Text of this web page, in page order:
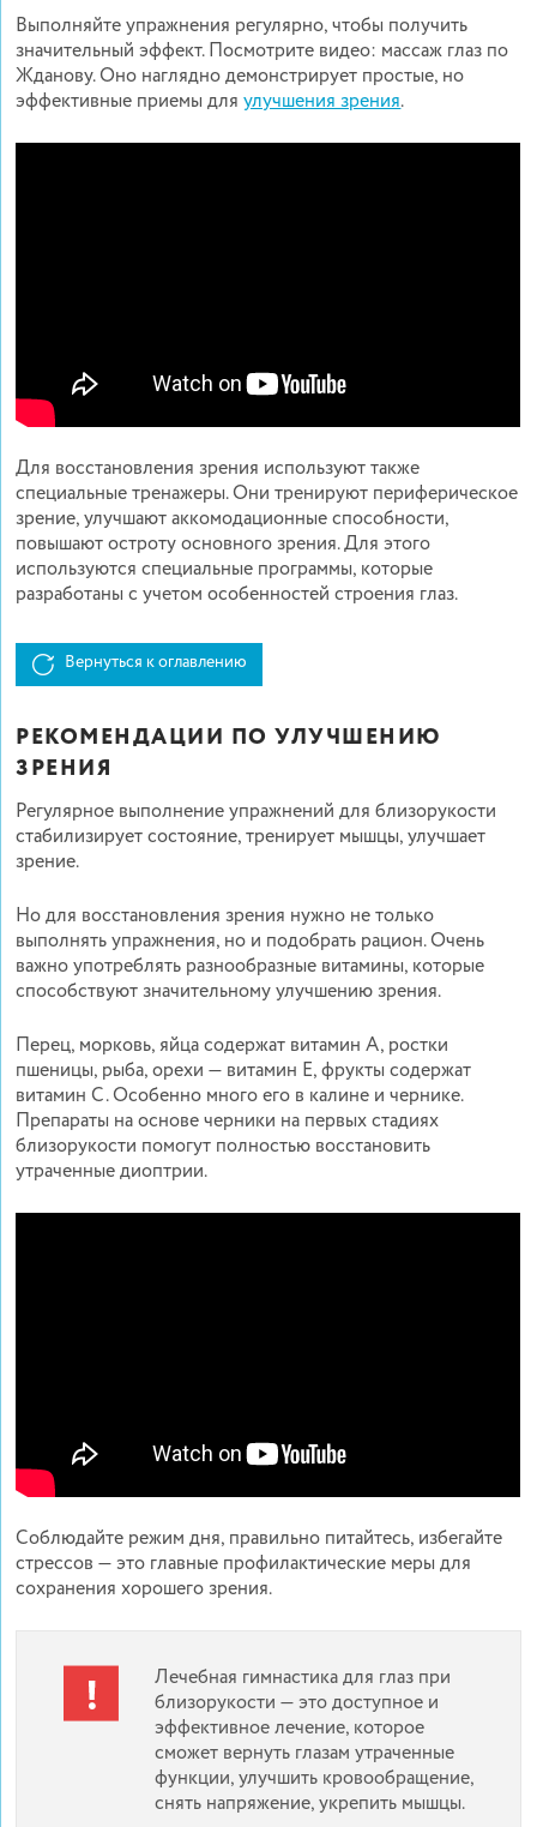
Выполняйте упражнения регулярно, чтобы получить
значительный эффект.Посмотрите видео: массаж глаз по
Жданову. Оно наглядно демонстрирует простые, но
эффективные приемы дляулучшения зрения.
Для восстановления зрения используют также
специальные тренажеры. Они тренируют периферическое
зрение, улучшают аккомодационные способности,
повышают остроту основного зрения. Для этого
используются специальные программы, которые
разработаны с учетом особенностей строения глаз.
Вернуться к оглавлению
РЕКОМЕНДАЦИИ ПО УЛУЧШЕНИЮ
ЗРЕНИЯ
Регулярное выполнение упражнений для близорукости
стабилизирует состояние, тренирует мышцы, улучшает
зрение.
Но для восстановления зрения нужно не только
выполнять упражнения, но и подобрать рацион. Очень
важно употреблять разнообразные витамины, которые
способствуют значительному улучшению зрения.
Перец, морковь, яйца содержат витамин А, ростки
пшеницы, рыба, орехи — витамин Е, фрукты содержат
витамин С. Особенно много его в калине и чернике.
Препараты на основе черники на первых стадиях
близорукости помогут полностью восстановить
утраченные диоптрии.
Соблюдайте режим дня, правильно питайтесь, избегайте
стрессов — это главные профилактические меры для
сохранения хорошего зрения.
Лечебная гимнастика для глаз при
близорукости — это доступное и
эффективное лечение, которое
сможет вернуть глазам утраченные
функции, улучшить кровообращение,
снять напряжение, укрепить мышцы.